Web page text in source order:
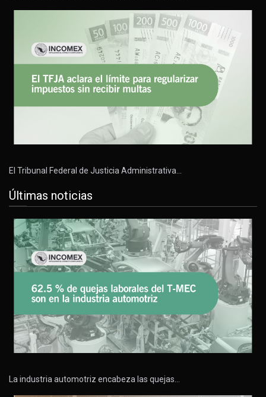
El Tribunal Federal de Justicia Administrativa…
Últimas noticias
La industria automotriz encabeza las quejas…